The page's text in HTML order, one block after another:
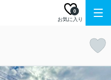
お気に入り
0